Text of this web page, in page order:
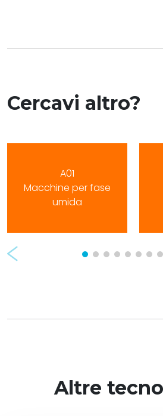
Cercavi altro?
A01
Macchine per fase
umida
Prev
Altre